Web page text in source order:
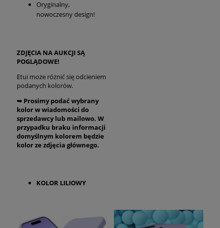
Oryginalny,
nowoczesny design!
ZDJĘCIA NA AUKCJI SĄ
POGLĄDOWE!
Etui może różnić się odcieniem
podanych kolorów.
➥ Prosimy podać wybrany
kolor w wiadomości do
sprzedawcy lub mailowo. W
przypadku braku informacji
domyślnym kolorem będzie
kolor ze zdjęcia głównego.
KOLOR LILIOWY